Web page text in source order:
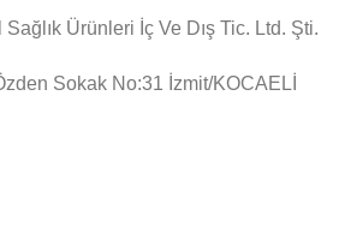
Ürünleri İç Ve Dış Tic. Ltd. Şti.
Sokak No:31 İzmit/KOCAELİ